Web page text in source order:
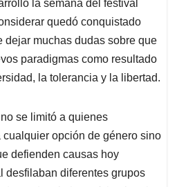
la semana del festival
quedó conquistado
dejar muchas dudas sobre que
paradigmas como resultado
la tolerancia y la libertad.
se limitó a quienes
opción de género sino
defienden causas hoy
desfilaban diferentes grupos